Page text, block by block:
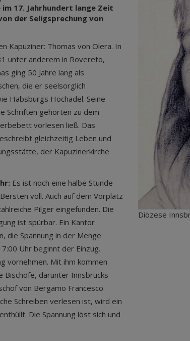
17. Jahrhundert lange Zeit
der Seligsprechung von
Kapuziner: Thomas von Olera. In
unter anderem in Rovereto,
ging 50 Jahre lang als
die er seelsorglich
Habsburgs Hochadel. Seine
Schriften gehörten zu dem
vorlesen ließ. Das
gleichzeitig Leben und
der Kapuzinerkirche
Es ist noch eine halbe Stunde
voll. Auch auf dem Vorplatz
Pilger eingefunden. Die
ist spürbar. Ein Kantor
die Spannung in der Menge
Uhr beginnt der Einzug.
vornehmen. Mit ihm kommen
Bischöfe, darunter Innsbrucks
von Bergamo Francesco
Schreiben verlesen ist, wird ein
Die Spannung löst sich und
Diözese